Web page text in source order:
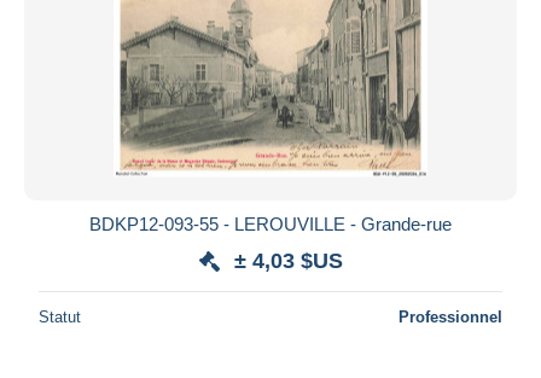
BDKP12-093-55 - LEROUVILLE - Grande-rue
± 4,03 $US
Statut Professionnel